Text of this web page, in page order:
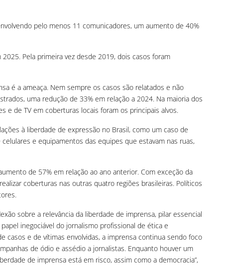
pelo menos 11 comunicadores, um aumento de 40%
Pela primeira vez desde 2019, dois casos foram
é a ameaça. Nem sempre os casos são relatados e não
uma redução de 33% em relação a 2024. Na maioria dos
e de TV em coberturas locais foram os principais alvos.
à liberdade de expressão no Brasil, como um caso de
e equipamentos das equipes que estavam nas ruas,
de 57% em relação ao ano anterior. Com exceção da
coberturas nas outras quatro regiões brasileiras. Políticos
sobre a relevância da liberdade de imprensa, pilar essencial
inegociável do jornalismo profissional de ética e
casos e de vítimas envolvidas, a imprensa continua sendo foco
de ódio e assédio a jornalistas. Enquanto houver um
de imprensa está em risco, assim como a democracia”,